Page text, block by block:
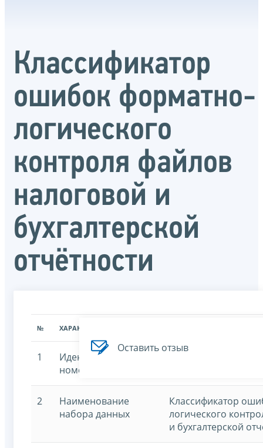
Классификатор
ошибок форматно-
логического
контроля файлов
налоговой и
бухгалтерской
отчётности
№ ХАРАКТЕРИСТИКА
1
Идентификационный
номер
2
Наименование
набора данных
Классификатор
логического
и бухгалтерской
Оставить отзыв